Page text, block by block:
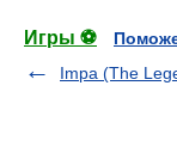
Игры ⚽
Impa (The